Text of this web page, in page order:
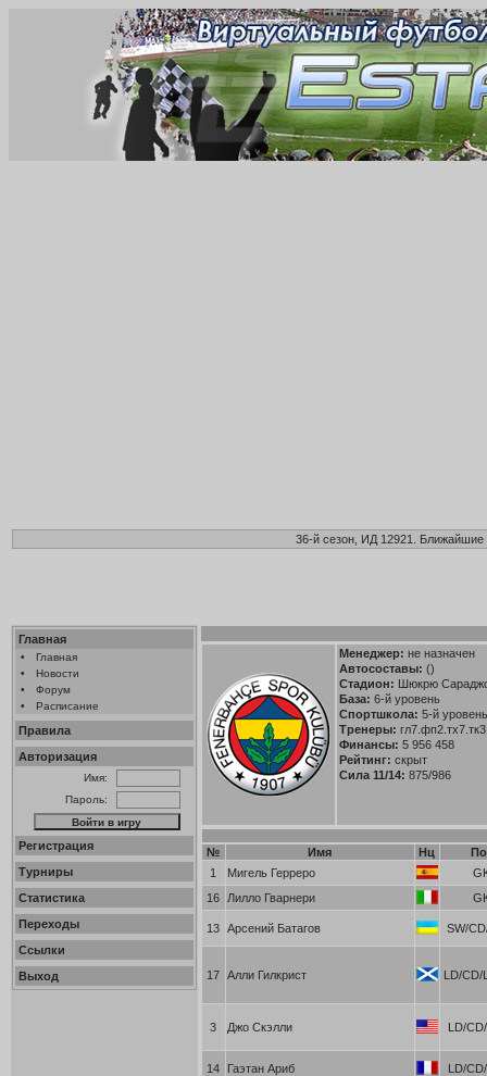
36-й сезон, ИД 12921.
Главная
•
Главная
•
Новости
•
Форум
•
Расписание
Правила
Авторизация
Имя:
Пароль:
Регистрация
Турниры
Статистика
Переходы
Ссылки
Выход
Менеджер: не назначен
Автосоставы: ()
Стадион: Шюкрю
База: 6-й уровень
Спортшкола: 5-й
Тренеры:
Финансы: 5 956 458
Рейтинг: скрыт
Сила 11/14: 875/986
№ Имя Нц
1
Мигель Герреро
16
Лилло Гварнери
13 Арсений Батагов SW/
17 Алли Гилкрист LD/CD/
3 Джо Скэлли LD/
14 Гаэтан Ариб LD/